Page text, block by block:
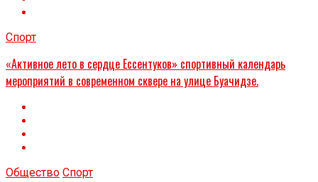
Спорт
«Активное лето в сердце Ессентуков» спортивный календарь
мероприятий в современном сквере на улице Буачидзе.
Общество Спорт